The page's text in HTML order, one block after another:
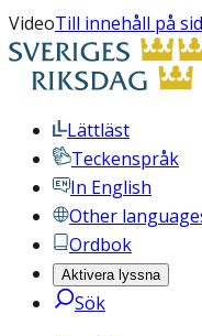
VideoTill innehåll på
Lättläst
Teckenspråk
In English
Other
Ordbok
Aktivera lyssna
Sök